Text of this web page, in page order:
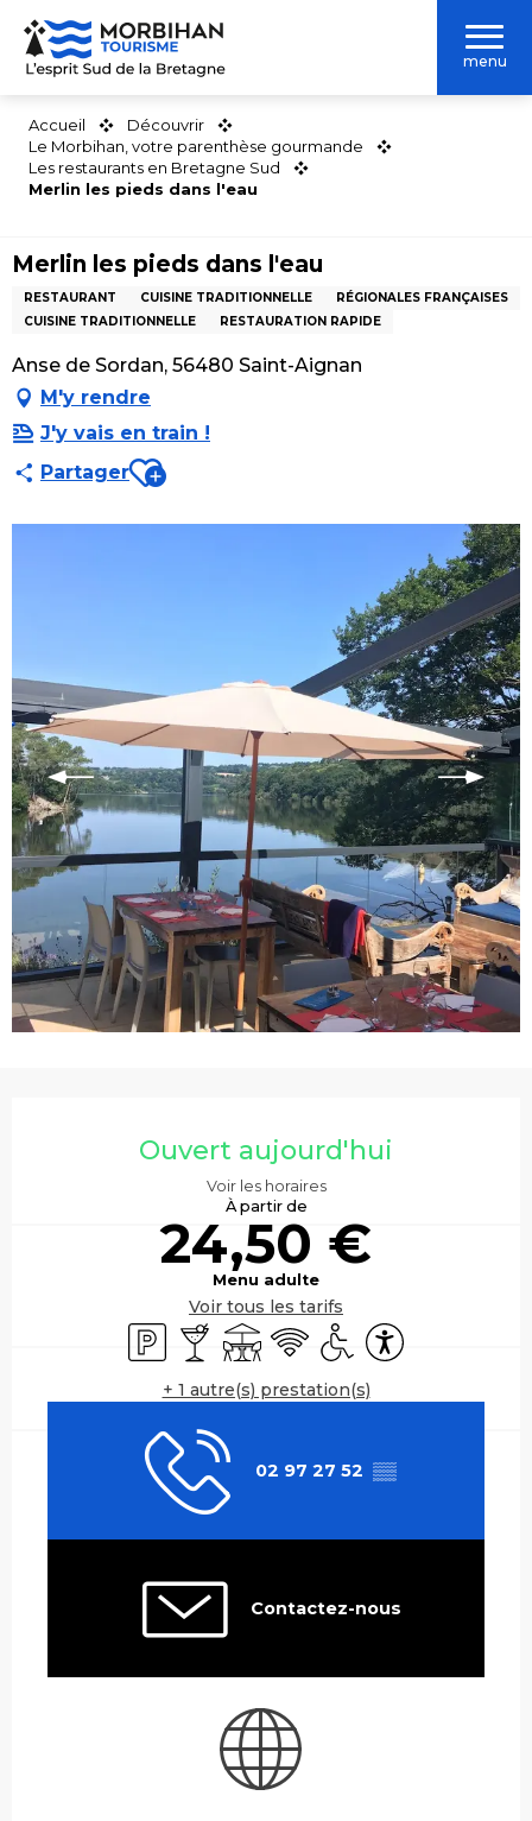
Aller
contenu
menu
Accueil
Découvrir
Le Morbihan, votre parenthèse gourmande
Les restaurants en Bretagne Sud
Merlin les pieds dans l'eau
Merlin les pieds dans l'eau
RESTAURANT CUISINE TRADITIONNELLE
RÉGIONALES FRANÇAISES
CUISINE TRADITIONNELLE
RESTAURATION RAPIDE
Anse de Sordan, 56480 Saint-Aignan
M'y rendre
J'y vais en train !
PartagerAjouter aux favoris
Ouvert aujourd'hui
Voir les horaires
À partir de
24,50 €
Menu adulte
Voir tous les tarifs
ParkingBar / Buvette
Terrasse
WiFi Accès handicapés
Accessibilité
+ 1 autre(s) prestation(s)
02 97 27 52 ▒▒
Contactez-nous